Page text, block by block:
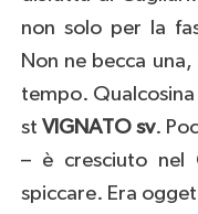
non solo per la
Non ne becca
tempo. Qualcosina
st VIGNATO sv.
– è cresciuto nel
spiccare. Era